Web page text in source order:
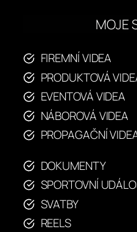
MOJE
FIREMNÍ VIDEA
PRODUKTOVÁ
EVENTOVÁ VIDEA
NÁBOROVÁ VIDEA
PROPAGAČNÍ
DOKUMENTY
SPORTOVNÍ
SVATBY
REELS